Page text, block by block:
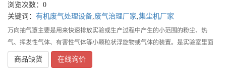
浏览次数：0
关键词： 有机废气处理设备 废气治理厂家 集尘机厂家
万向抽气罩主要是用来快速排放实验或生产过程中产生的小范围的粉尘、热
气、挥发性气体、有害性气体等小颗粒状浮旋物或气体的装置。是实验室里面
必不可少的安全设备之一．在生物、化学实验室中，经常与毒性很强、有腐蚀
性、易燃烧和具有爆炸性的化学药品直接接
商品缺货 在线询价